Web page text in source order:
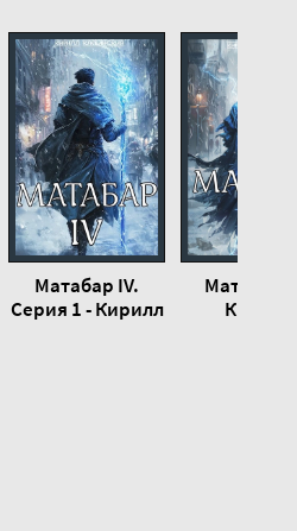
Матабар IV.
Серия 1 - Кирилл
Матабар
Кирилл